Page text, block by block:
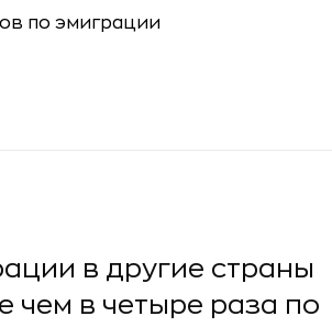
в другие страны
чем в четыре раза по